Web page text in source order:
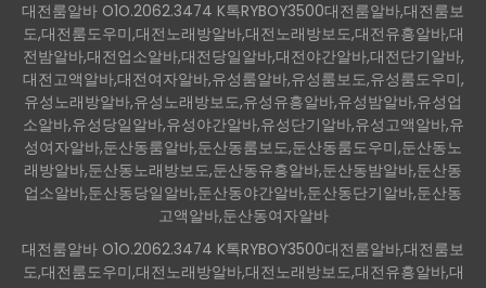
대전룸알바 O1O.2062.3474 K톡RYBOY3500대전룸알바,대전룸보
도,대전룸도우미,대전노래방알바,대전노래방보도,대전유흥알바,대
전밤알바,대전업소알바,대전당일알바,대전야간알바,대전단기알바,
대전고액알바,대전여자알바,유성룸알바,유성룸보도,유성룸도우미,
유성노래방알바,유성노래방보도,유성유흥알바,유성밤알바,유성업
소알바,유성당일알바,유성야간알바,유성단기알바,유성고액알바,유
성여자알바,둔산동룸알바,둔산동룸보도,둔산동룸도우미,둔산동노
래방알바,둔산동노래방보도,둔산동유흥알바,둔산동밤알바,둔산동
업소알바,둔산동당일알바,둔산동야간알바,둔산동단기알바,둔산동
고액알바,둔산동여자알바
대전룸알바 O1O.2062.3474 K톡RYBOY3500대전룸알바,대전룸보
도,대전룸도우미,대전노래방알바,대전노래방보도,대전유흥알바,대